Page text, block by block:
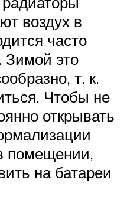
воздух в
часто
Зимой это
т. к.
Чтобы не
открывать
помещении,
на батареи